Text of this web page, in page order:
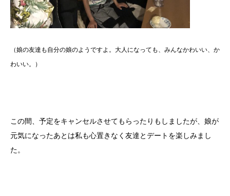
（娘の友達も自分の娘のようですよ。大人になっても、みんなかわいい、か
わいい。）
この間、予定をキャンセルさせてもらったりもしましたが、娘が
元気になったあとは私も心置きなく友達とデートを楽しみまし
た。